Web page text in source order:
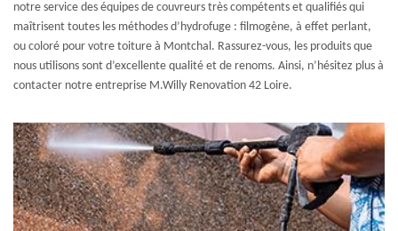
notre service des équipes de couvreurs très compétents et qualifiés qui
maîtrisent toutes les méthodes d’hydrofuge : filmogène, à effet perlant,
ou coloré pour votre toiture à Montchal. Rassurez-vous, les produits que
nous utilisons sont d’excellente qualité et de renoms. Ainsi, n’hésitez plus à
contacter notre entreprise M.Willy Renovation 42 Loire.